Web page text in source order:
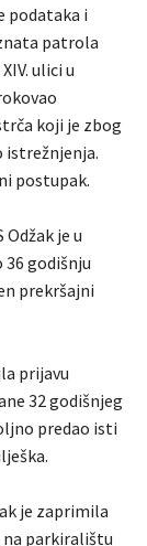
podataka i
patrola
ulici u
koji je zbog
istrežnjenja.
postupak.
je u
36 godišnju
prekršajni
prijavu
32 godišnjeg
predao isti
je zaprimila
na parkiralištu